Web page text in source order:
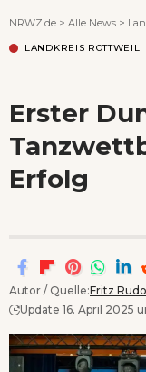
NRWZ.de > Alle News >
LANDKREIS ROTTWEIL
Erster
Erfolg
Autor / Quelle:Fritz
Update 16. April 2025